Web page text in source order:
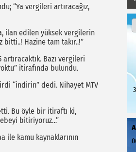
“Ya vergileri artıracağız,
ilan edilen yüksek vergilerin
bitti..! Hazine tam takır..!”
Bazı vergileri
itirafında bulundu.
“indirin” dedi. Nihayet MTV
Bu öyle bir itiraftı ki,
bitiriyoruz…”
ile kamu kaynaklarının